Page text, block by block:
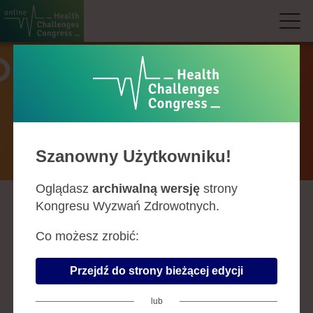
Prelegenci
B C D F G H J K L Ł
IWONA MARUNIAK-
CHUDEK
kierownik, Klinika Neonatologii,
Szanowny Użytkowniku!
Oglądasz archiwalną wersję strony
Kongresu Wyzwań Zdrowotnych.
Co możesz zrobić:
Przejdź do strony bieżącej edycji
lub